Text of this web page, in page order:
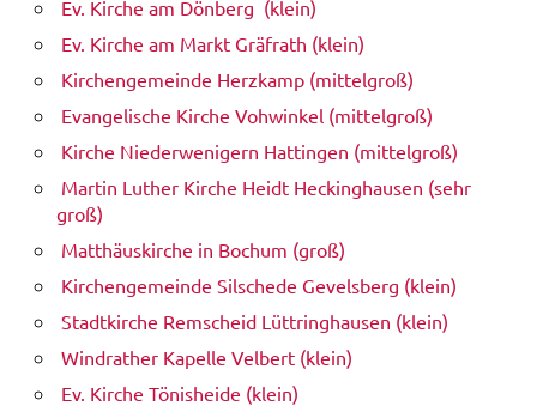
Ev. Kirche am Dönberg (klein)
Ev. Kirche am Markt Gräfrath (klein)
Kirchengemeinde Herzkamp (mittelgroß)
Evangelische Kirche Vohwinkel (mittelgroß)
Kirche Niederwenigern Hattingen (mittelgroß)
Martin Luther Kirche Heidt Heckinghausen (sehr
groß)
Matthäuskirche in Bochum (groß)
Kirchengemeinde Silschede Gevelsberg (klein)
Stadtkirche Remscheid Lüttringhausen (klein)
Windrather Kapelle Velbert (klein)
Ev. Kirche Tönisheide (klein)